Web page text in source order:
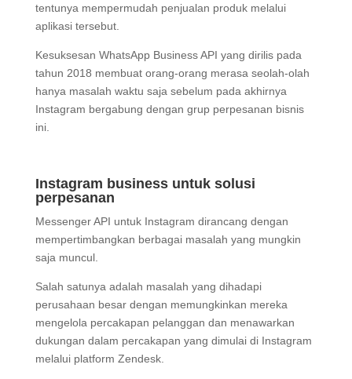
tentunya mempermudah penjualan produk melalui
aplikasi tersebut.
Kesuksesan WhatsApp Business API yang dirilis pada
tahun 2018 membuat orang-orang merasa seolah-olah
hanya masalah waktu saja sebelum pada akhirnya
Instagram bergabung dengan grup perpesanan bisnis
ini.
Instagram business untuk solusi
perpesanan
Messenger API untuk Instagram dirancang dengan
mempertimbangkan berbagai masalah yang mungkin
saja muncul.
Salah satunya adalah masalah yang dihadapi
perusahaan besar dengan memungkinkan mereka
mengelola percakapan pelanggan dan menawarkan
dukungan dalam percakapan yang dimulai di Instagram
melalui platform Zendesk.